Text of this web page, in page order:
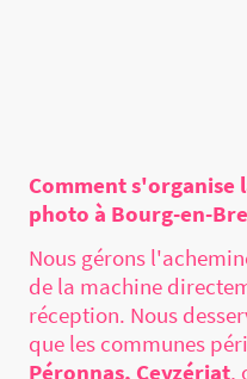
Comment s'organise
photo à Bourg-en-
Nous gérons
de la machine
réception. Nous
que les communes
Péronnas, Ceyzériat,